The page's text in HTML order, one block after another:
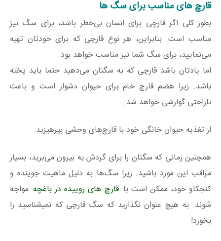
قارچ های مناسب برای سگ ها
بطور کلی اگر قارچی برای انسان بی‌خطر باشد، برای سگ نیز
مناسب است. بنابراین، هر نوع قارچی که برای خودتان تهیه
می‌نمایید، برای سگ شما نیز مناسب خواهد بود.
اما یادتان باشد قارچی که به سگتان می‌دهید حتما باید پخته
باشد. زیرا هضم قارچ خام برای حیوان دشوار است و باعث
ناراحتی گوارشی خواهد شد.
از تغذیه حیوان خانگی خود با قارچ‌های وحشی بپرهیزید.
همچنین زمانی که سگتان را برای گردش به بیرون می‌برید، بسیار
مراقب این مورد باشید. زیرا سگ‌ها به دلیل ماهیت جوینده و
کنجکاو خود، ممکن است با قارچ های روییده در باغچه مواجه
شوند. به هیچ عنوان نگذارید که سگ قارچی که نمیشناسید را
بخورد!